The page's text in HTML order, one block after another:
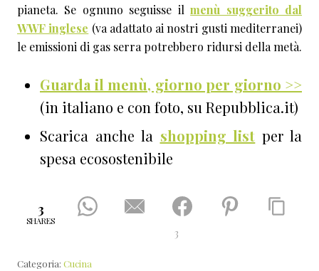
pianeta. Se ognuno seguisse ilmenù suggerito dal
WWF inglese (va adattato ai nostri gusti mediterranei)
le emissioni di gas serra potrebbero ridursi della metà.
Guarda il menù, giorno per giorno >>
(in italiano e con foto, su Repubblica.it)
Scarica anche la shopping list per la
spesa ecosostenibile
3
SHARES
3
Categoria: Cucina